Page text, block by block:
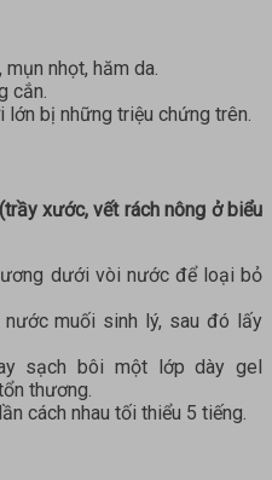
nhọt, hăm da.
cắn.
bị những triệu chứng trên.
xước, vết rách nông ở biểu
dưới vòi nước để loại bỏ
muối sinh lý, sau đó lấy
sạch bôi một lớp dày gel
thương.
cách nhau tối thiểu 5 tiếng.